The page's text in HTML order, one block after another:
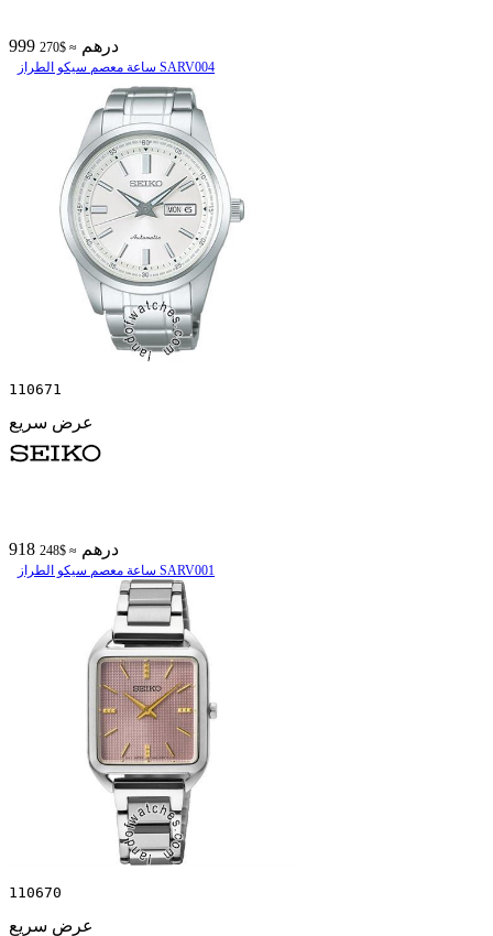
999 درهم ≈ $270
ساعة معصم سیکو الطراز SARV004
110671
عرض سريع
918 درهم ≈ $248
ساعة معصم سیکو الطراز SARV001
110670
عرض سريع